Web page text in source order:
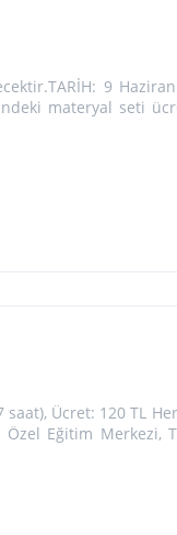
9
materyal seti
Ücret: 120 TL
Eğitim Merkezi,